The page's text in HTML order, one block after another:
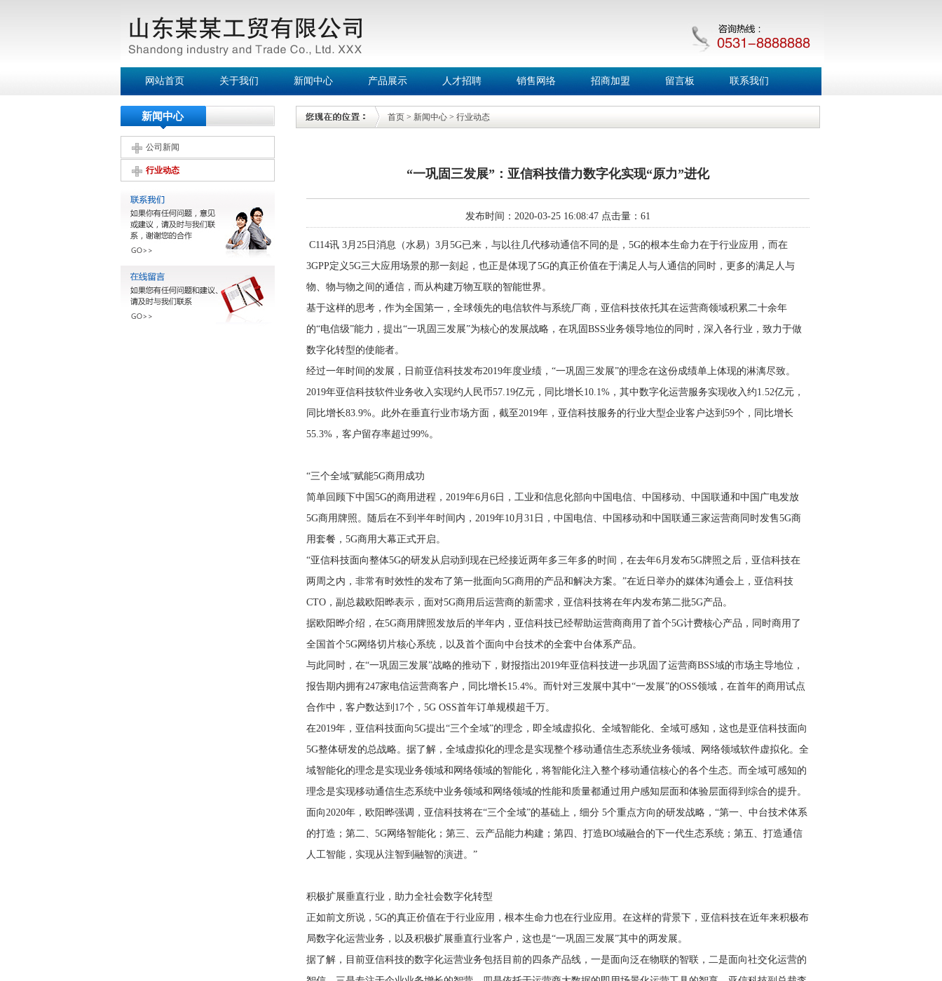
网站首页 关于我们 新闻中心 产品展示 人才招聘 销售网络 招商加盟 留言板 联系我们
新闻中心
公司新闻
行业动态
首页 > 新闻中心 > 行业动态
“一巩固三发展”：亚信科技借力数字化实现“原力”进化
发布时间：2020-03-25 16:08:47 点击量： 61
C114讯 3月25日消息（水易）3月5G已来，与以往几代移动通信不同的是，5G的根本生命力在于行业应用，而在
3GPP定义5G三大应用场景的那一刻起，也正是体现了5G的真正价值在于满足人与人通信的同时，更多的满足人与
物、物与物之间的通信，而从构建万物互联的智能世界。
基于这样的思考，作为全国第一，全球领先的电信软件与系统厂商，亚信科技依托其在运营商领域积累二十余年
的“电信级”能力，提出“一巩固三发展”为核心的发展战略，在巩固BSS业务领导地位的同时，深入各行业，致力于做
数字化转型的使能者。
经过一年时间的发展，日前亚信科技发布2019年度业绩，“一巩固三发展”的理念在这份成绩单上体现的淋漓尽致。
2019年亚信科技软件业务收入实现约人民币57.19亿元，同比增长10.1%，其中数字化运营服务实现收入约1.52亿元，
同比增长83.9%。此外在垂直行业市场方面，截至2019年，亚信科技服务的行业大型企业客户达到59个，同比增长
55.3%，客户留存率超过99%。
“三个全域”赋能5G商用成功
简单回顾下中国5G的商用进程，2019年6月6日，工业和信息化部向中国电信、中国移动、中国联通和中国广电发放
5G商用牌照。随后在不到半年时间内，2019年10月31日，中国电信、中国移动和中国联通三家运营商同时发售5G商
用套餐，5G商用大幕正式开启。
“亚信科技面向整体5G的研发从启动到现在已经接近两年多三年多的时间，在去年6月发布5G牌照之后，亚信科技在
两周之内，非常有时效性的发布了第一批面向5G商用的产品和解决方案。”在近日举办的媒体沟通会上，亚信科技
CTO，副总裁欧阳晔表示，面对5G商用后运营商的新需求，亚信科技将在年内发布第二批5G产品。
据欧阳晔介绍，在5G商用牌照发放后的半年内，亚信科技已经帮助运营商商用了首个5G计费核心产品，同时商用了
全国首个5G网络切片核心系统，以及首个面向中台技术的全套中台体系产品。
与此同时，在“一巩固三发展”战略的推动下，财报指出2019年亚信科技进一步巩固了运营商BSS域的市场主导地位，
报告期内拥有247家电信运营商客户，同比增长15.4%。而针对三发展中其中“一发展”的OSS领域，在首年的商用试点
合作中，客户数达到17个，5G OSS首年订单规模超千万。
在2019年，亚信科技面向5G提出“三个全域”的理念，即全域虚拟化、全域智能化、全域可感知，这也是亚信科技面向
5G整体研发的总战略。据了解，全域虚拟化的理念是实现整个移动通信生态系统业务领域、网络领域软件虚拟化。全
域智能化的理念是实现业务领域和网络领域的智能化，将智能化注入整个移动通信核心的各个生态。而全域可感知的
理念是实现移动通信生态系统中业务领域和网络领域的性能和质量都通过用户感知层面和体验层面得到综合的提升。
面向2020年，欧阳晔强调，亚信科技将在“三个全域”的基础上，细分 5个重点方向的研发战略，“第一、中台技术体系
的打造；第二、5G网络智能化；第三、云产品能力构建；第四、打造BO域融合的下一代生态系统；第五、打造通信
人工智能，实现从注智到融智的演进。”
积极扩展垂直行业，助力全社会数字化转型
正如前文所说，5G的真正价值在于行业应用，根本生命力也在行业应用。在这样的背景下，亚信科技在近年来积极布
局数字化运营业务，以及积极扩展垂直行业客户，这也是“一巩固三发展”其中的两发展。
据了解，目前亚信科技的数字化运营业务包括目前的四条产品线，一是面向泛在物联的智联，二是面向社交化运营的